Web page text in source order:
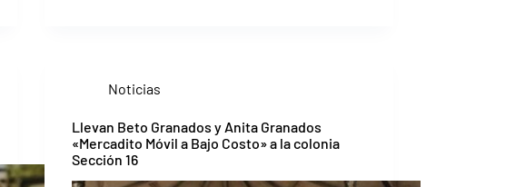
Noticias
Llevan Beto Granados y Anita Granados
«Mercadito Móvil a Bajo Costo» a la colonia
Sección 16